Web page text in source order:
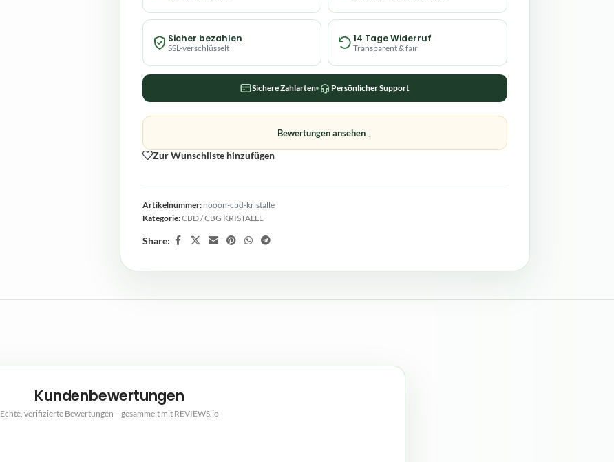
Sicher bezahlen
SSL-verschlüsselt
14 Tage Widerruf
Transparent & fair
Sichere Zahlarten Persönlicher Support
Bewertungen ansehen ↓
Zur Wunschliste hinzufügen
Artikelnummer: nooon-cbd-kristalle
Kategorie:CBD / CBG KRISTALLE
Share:
Kundenbewertungen
Echte, verifizierte Bewertungen – gesammelt mit REVIEWS.io